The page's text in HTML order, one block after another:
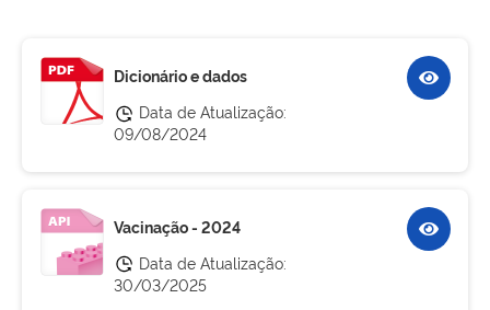
Dicionário e dados
Data de Atualização:
09/08/2024
Vacinação - 2024
Data de Atualização:
30/03/2025